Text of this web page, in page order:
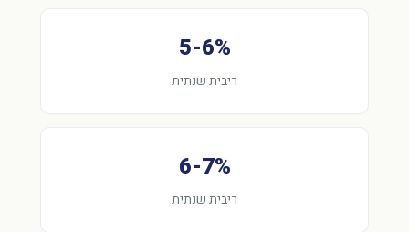
5-6%
ריבית שנתית
6-7%
ריבית שנתית